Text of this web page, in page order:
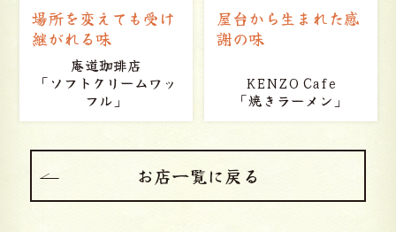
屋台から生まれた感
謝の味
KENZO Cafe
「焼きラーメン」
情熱を持って進化を
続ける唯一無二の味
「ふわふわチーズいし
ん焼き」
お店一覧に戻る